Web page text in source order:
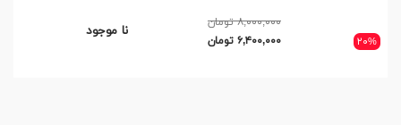
۲۰%
۸,۰۰۰,۰۰۰ تومان
۶,۴۰۰,۰۰۰ تومان
نا موجود